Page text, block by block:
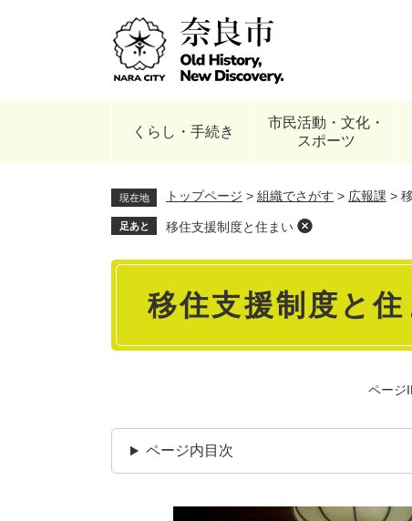
くらし・手続き
市民活動・文化・
スポーツ
現在地 トップページ > 組織でさがす > 広報課 >
足あと 移住支援制度と住まい
本
移住支援制度と住
ページ
ページ内目次